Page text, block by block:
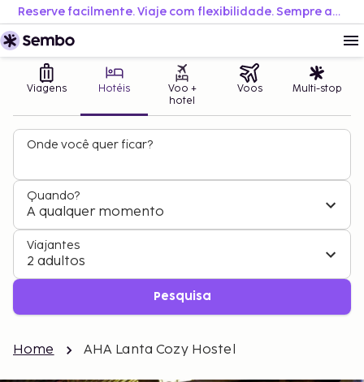
Reserve facilmente. Viaje com flexibilidade. Sempre ao melhor preço.
Viagens Hotéis
Voo +
hotel
Voos Multi-stop
Onde você quer ficar?
Quando?
A qualquer momento
Viajantes
2 adultos
Pesquisa
Home AHA Lanta Cozy Hostel